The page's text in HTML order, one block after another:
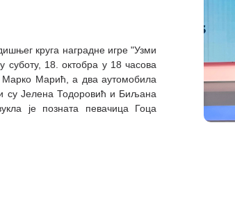
круга наградне игре "Узми
18. октобра у 18 часова
Марко Марић, а два аутомобила
су Јелена Тодоровић и Биљана
је позната певачица Гоца